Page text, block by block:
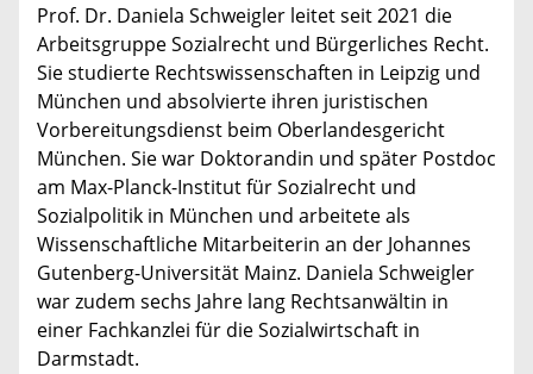
Prof. Dr. Daniela Schweigler leitet seit 2021 die
Arbeitsgruppe Sozialrecht und Bürgerliches Recht.
Sie studierte Rechtswissenschaften in Leipzig und
München und absolvierte ihren juristischen
Vorbereitungsdienst beim Oberlandesgericht
München. Sie war Doktorandin und später Postdoc
am Max-Planck-Institut für Sozialrecht und
Sozialpolitik in München und arbeitete als
Wissenschaftliche Mitarbeiterin an der Johannes
Gutenberg-Universität Mainz. Daniela Schweigler
war zudem sechs Jahre lang Rechtsanwältin in
einer Fachkanzlei für die Sozialwirtschaft in
Darmstadt.